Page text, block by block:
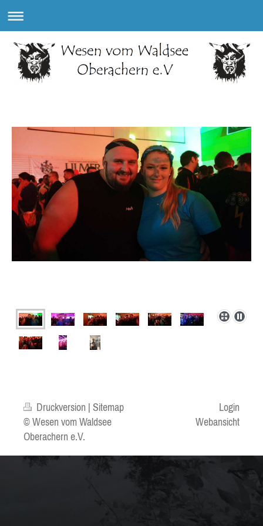
Druckversion | Sitemap
© Wesen vom Waldsee
Oberachern e.V.
Login
Webansicht